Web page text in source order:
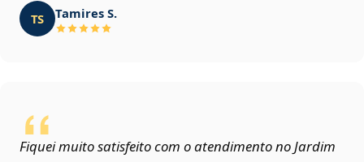
TS Tamires S.
Fiquei muito satisfeito com o atendimento no Jardim